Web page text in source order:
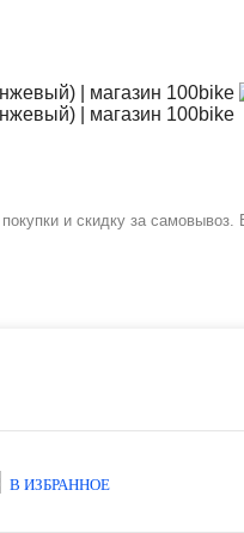
и скидку за
В ИЗБРАННОЕ